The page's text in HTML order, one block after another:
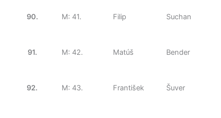
90. M: 41. Filip Suchan
91. M: 42. Matúš Bender
92. M: 43. František Šuver